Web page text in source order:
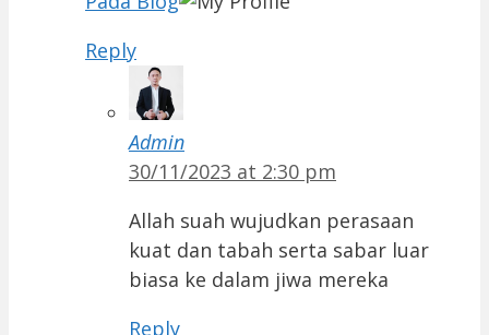
Reply
Admin
30/11/2023 at 2:30 pm
Allah suah wujudkan perasaan
kuat dan tabah serta sabar luar
biasa ke dalam jiwa mereka
Reply